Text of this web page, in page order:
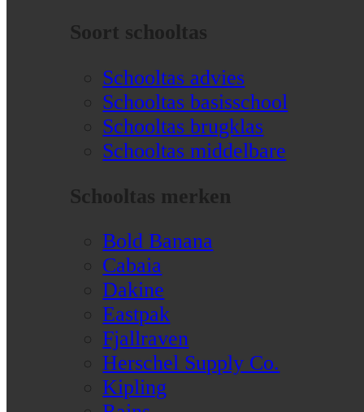
Soort schooltas
Schooltas advies
Schooltas basisschool
Schooltas brugklas
Schooltas middelbare
Schooltas merken
Bold Banana
Cabaia
Dakine
Eastpak
Fjallraven
Herschel Supply Co.
Kipling